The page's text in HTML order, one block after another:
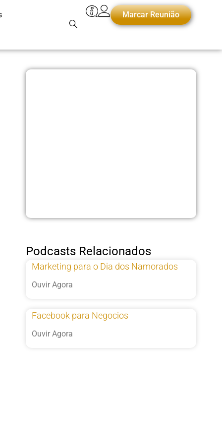
Marcar Reunião
Podcasts Relacionados
Marketing para o Dia dos Namorados
Ouvir Agora
Facebook para Negocios
Ouvir Agora